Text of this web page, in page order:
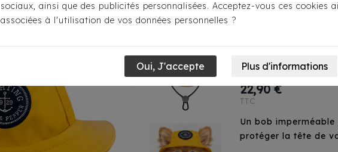
Bob
- Argan
22,90 €
TTC
Un bob
protéger la tête de
sociaux, ainsi que des publicités personnalisées. Acceptez-vous ces cookies
associées à l'utilisation de vos données personnelles ?